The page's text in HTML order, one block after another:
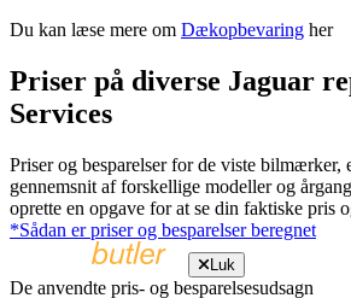
Du kan læse mere om Dækopbevaring her
Priser på diverse Jaguar
Services
Priser og besparelser for de viste bilmærker,
gennemsnit af forskellige modeller og
oprette en opgave for at se din faktiske pris
*Sådan er priser og besparelser beregnet
Luk
De anvendte pris- og besparelsesudsagn